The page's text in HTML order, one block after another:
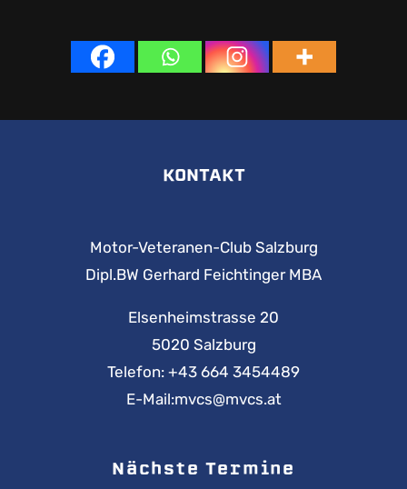
KONTAKT
Motor-Veteranen-Club Salzburg
Dipl.BW Gerhard Feichtinger MBA
Elsenheimstrasse 20
5020 Salzburg
Telefon: +43 664 3454489
E-Mail:mvcs@mvcs.at
Nächste Termine